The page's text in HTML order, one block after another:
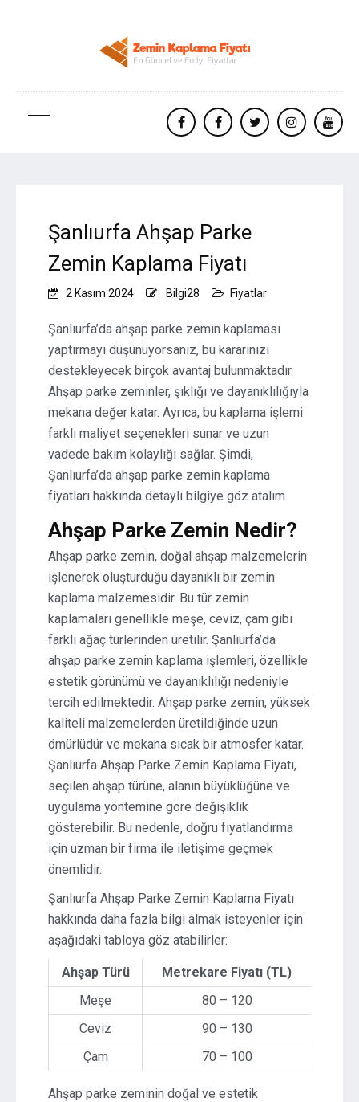
facebookFacebooktwitterinstagram
Şanlıurfa Ahşap Parke
Zemin Kaplama Fiyatı
2 Kasım 2024 Bilgi28 Fiyatlar
Şanlıurfa’da ahşap parke zemin kaplaması
yaptırmayı düşünüyorsanız, bu kararınızı
destekleyecek birçok avantaj bulunmaktadır.
Ahşap parke zeminler, şıklığı ve dayanıklılığıyla
mekana değer katar. Ayrıca, bu kaplama işlemi
farklı maliyet seçenekleri sunar ve uzun
vadede bakım kolaylığı sağlar. Şimdi,
Şanlıurfa’da ahşap parke zemin kaplama
fiyatları hakkında detaylı bilgiye göz atalım.
Ahşap Parke Zemin Nedir?
Ahşap parke zemin, doğal ahşap malzemelerin
işlenerek oluşturduğu dayanıklı bir zemin
kaplama malzemesidir. Bu tür zemin
kaplamaları genellikle meşe, ceviz, çam gibi
farklı ağaç türlerinden üretilir. Şanlıurfa’da
ahşap parke zemin kaplama işlemleri, özellikle
estetik görünümü ve dayanıklılığı nedeniyle
tercih edilmektedir. Ahşap parke zemin, yüksek
kaliteli malzemelerden üretildiğinde uzun
ömürlüdür ve mekana sıcak bir atmosfer katar.
Şanlıurfa Ahşap Parke Zemin Kaplama Fiyatı,
seçilen ahşap türüne, alanın büyüklüğüne ve
uygulama yöntemine göre değişiklik
gösterebilir. Bu nedenle, doğru fiyatlandırma
için uzman bir firma ile iletişime geçmek
önemlidir.
Şanlıurfa Ahşap Parke Zemin Kaplama Fiyatı
hakkında daha fazla bilgi almak isteyenler için
aşağıdaki tabloya göz atabilirler:
Ahşap Türü
Metrekare Fiyatı (TL)
Meşe
80 – 120
Ceviz
90 – 130
Çam
70 – 100
Ahşap parke zeminin doğal ve estetik